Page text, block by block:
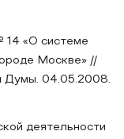
14 «О системе
Москве» //
Думы. 04.05.2008.
деятельности